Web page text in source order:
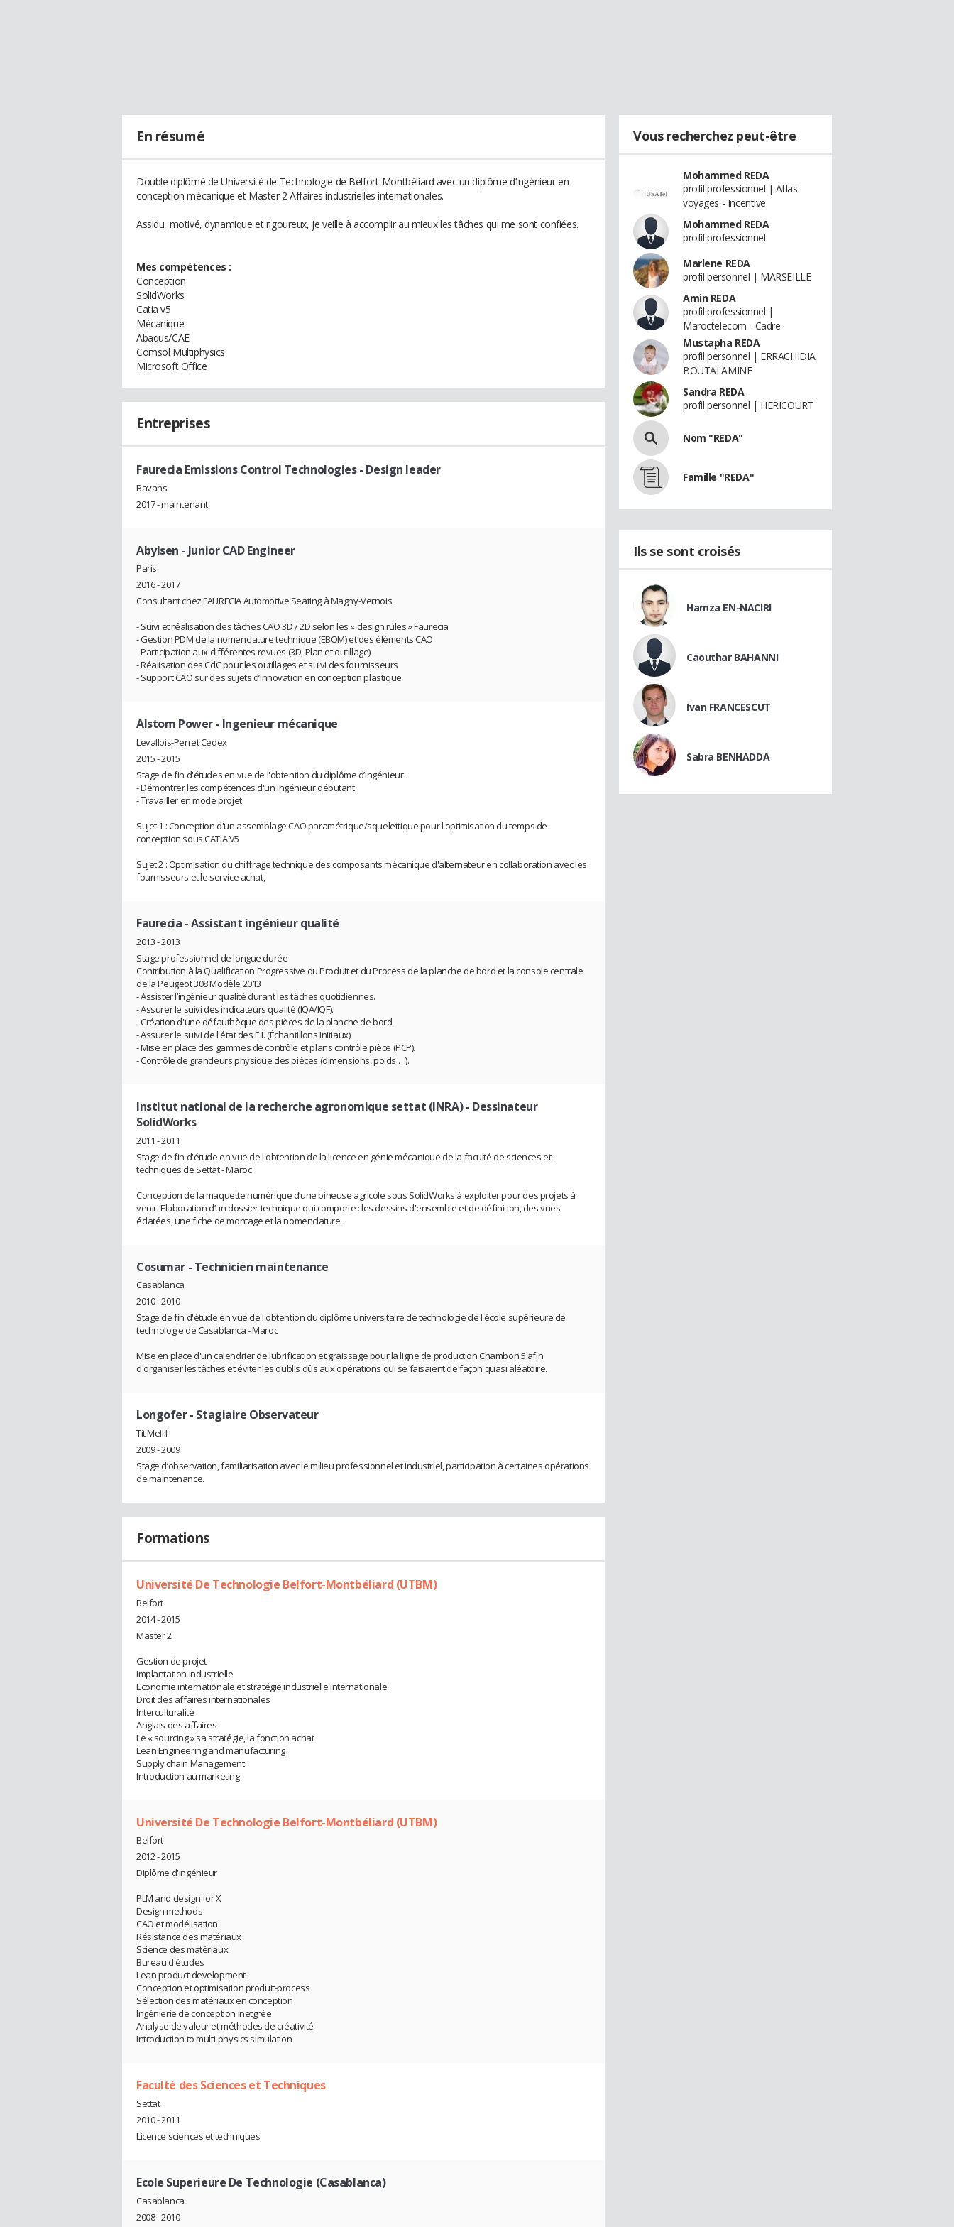
En résumé
Double diplômé de Université de Technologie de Belfort-Montbéliard avec un diplôme d’ingénieur en
conception mécanique et Master 2 Affaires industrielles internationales.
Assidu, motivé, dynamique et rigoureux, je veille à accomplir au mieux les tâches qui me sont confiées.
Mes compétences :
Conception
SolidWorks
Catia v5
Mécanique
Abaqus/CAE
Comsol Multiphysics
Microsoft Office
Entreprises
Faurecia Emissions Control Technologies- Design leader
Bavans
2017 - maintenant
Abylsen - Junior CAD Engineer
Paris
2016 - 2017
Consultant chez FAURECIA Automotive Seating à Magny-Vernois.
- Suivi et réalisation des tâches CAO 3D / 2D selon les « design rules » Faurecia
- Gestion PDM de la nomenclature technique (EBOM) et des éléments CAO
- Participation aux différentes revues (3D, Plan et outillage)
- Réalisation des CdC pour les outillages et suivi des fournisseurs
- Support CAO sur des sujets d’innovation en conception plastique
Alstom Power- Ingenieur mécanique
Levallois-Perret Cedex
2015 - 2015
Stage de fin d'études en vue de l'obtention du diplôme d’ingénieur
- Démontrer les compétences d'un ingénieur débutant.
- Travailler en mode projet.
Sujet 1 : Conception d'un assemblage CAO paramétrique/squelettique pour l'optimisation du temps de
conception sous CATIA V5
Sujet 2 : Optimisation du chiffrage technique des composants mécanique d'alternateur en collaboration avec les
fournisseurs et le service achat,
Faurecia - Assistant ingénieur qualité
2013 - 2013
Stage professionnel de longue durée
Contribution à la Qualification Progressive du Produit et du Process de la planche de bord et la console centrale
de la Peugeot 308 Modèle 2013
- Assister l’ingénieur qualité durant les tâches quotidiennes.
- Assurer le suivi des indicateurs qualité (IQA/IQF).
- Création d'une défauthèque des pièces de la planche de bord.
- Assurer le suivi de l'état des E.I. (Échantillons Initiaux).
- Mise en place des gammes de contrôle et plans contrôle pièce (PCP).
- Contrôle de grandeurs physique des pièces (dimensions, poids …).
Institut national de la recherche agronomique settat (INRA)- Dessinateur
SolidWorks
2011 - 2011
Stage de fin d'étude en vue de l'obtention de la licence en génie mécanique de la faculté de sciences et
techniques de Settat - Maroc
Conception de la maquette numérique d’une bineuse agricole sous SolidWorks à exploiter pour des projets à
venir. Elaboration d’un dossier technique qui comporte : les dessins d'ensemble et de définition, des vues
éclatées, une fiche de montage et la nomenclature.
Cosumar - Technicien maintenance
Casablanca
2010 - 2010
Stage de fin d'étude en vue de l'obtention du diplôme universitaire de technologie de l'école supérieure de
technologie de Casablanca - Maroc
Mise en place d'un calendrier de lubrification et graissage pour la ligne de production Chambon 5 afin
d'organiser les tâches et éviter les oublis dûs aux opérations qui se faisaient de façon quasi aléatoire.
Longofer- Stagiaire Observateur
Tit Mellil
2009 - 2009
Stage d’observation, familiarisation avec le milieu professionnel et industriel, participation à certaines opérations
de maintenance.
Formations
Université De Technologie Belfort-Montbéliard (UTBM)
Belfort
2014 - 2015
Master 2
Gestion de projet
Implantation industrielle
Economie internationale et stratégie industrielle internationale
Droit des affaires internationales
Interculturalité
Anglais des affaires
Le « sourcing » sa stratégie, la fonction achat
Lean Engineering and manufacturing
Supply chain Management
Introduction au marketing
Université De Technologie Belfort-Montbéliard (UTBM)
Belfort
2012 - 2015
Diplôme d'ingénieur
PLM and design for X
Design methods
CAO et modélisation
Résistance des matériaux
Science des matériaux
Bureau d'études
Lean product development
Conception et optimisation produit-process
Sélection des matériaux en conception
Ingénierie de conception inetgrée
Analyse de valeur et méthodes de créativité
Introduction to multi-physics simulation
Faculté des Sciences et Techniques
Settat
2010 - 2011
Licence sciences et techniques
Ecole Superieure De Technologie (Casablanca)
Casablanca
2008 - 2010
Vous recherchez peut-être
Mohammed REDA
profil professionnel | Atlas
voyages - Incentive
Mohammed REDA
profil professionnel
Marlene REDA
profil personnel | MARSEILLE
Amin REDA
profil professionnel |
Maroctelecom - Cadre
Mustapha REDA
profil personnel | ERRACHIDIA
BOUTALAMINE
Sandra REDA
profil personnel | HERICOURT
Nom "REDA"
Famille "REDA"
Ils se sont croisés
Hamza EN-NACIRI
Caouthar BAHANNI
Ivan FRANCESCUT
Sabra BENHADDA